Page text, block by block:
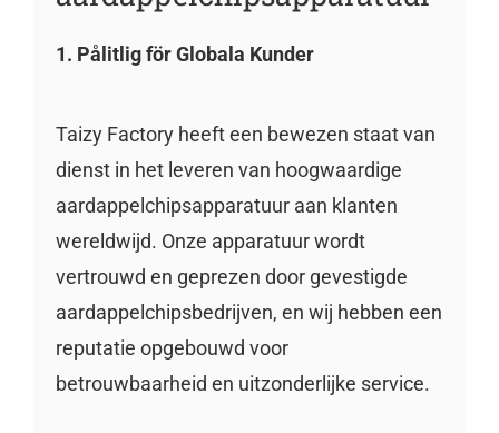
1. Pålitlig för Globala Kunder
Taizy Factory heeft een bewezen staat van
dienst in het leveren van hoogwaardige
aardappelchipsapparatuur aan klanten
wereldwijd. Onze apparatuur wordt
vertrouwd en geprezen door gevestigde
aardappelchipsbedrijven, en wij hebben een
reputatie opgebouwd voor
betrouwbaarheid en uitzonderlijke service.